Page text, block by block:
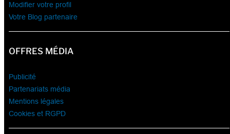
Modifier votre profil
Votre Blog partenaire
OFFRES MÉDIA
Publicité
Partenariats média
Mentions légales
Cookies et RGPD